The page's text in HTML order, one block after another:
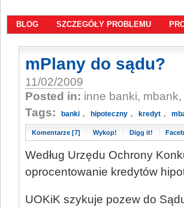
BLOG SZCZEGÓŁY PROBLEMU
mPlany do sądu?
11/02/2009
Posted in: inne banki,
Tags:
banki , hipoteczny , kredyt ,
Komentarze [7] Wykop! Digg it!
Według Urzędu Ochrony
oprocentowanie kredytów
UOKiK szykuje pozew do